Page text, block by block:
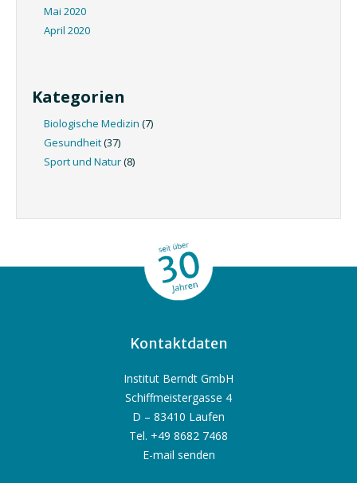
Mai 2020
April 2020
Kategorien
Biologische Medizin (7)
Gesundheit(37)
Sport und Natur(8)
Kontaktdaten
Institut Berndt GmbH
Schiffmeistergasse 4
D – 83410 Laufen
Tel. +49 8682 7468
E-mail senden